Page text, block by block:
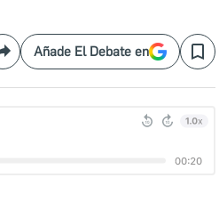
CompartirAñade El Debate en Save